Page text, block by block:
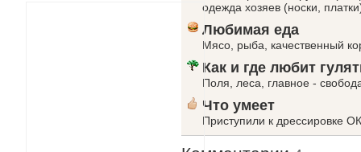
одежда хозяев (носки,
Любимая еда
Мясо, рыба, качественный
Как и где любит
Поля, леса, главное -
Что умеет
Приступили к дрессировке